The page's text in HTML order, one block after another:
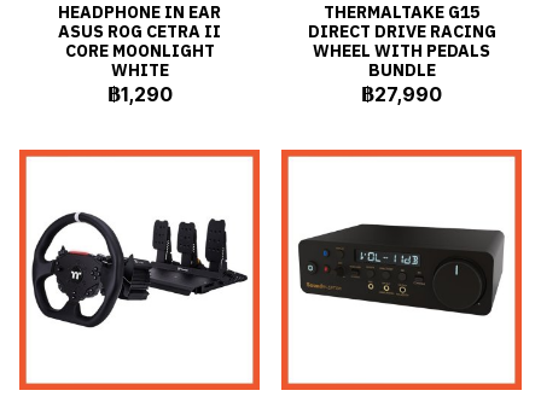
HEADPHONE IN EAR
ASUS ROG CETRA II
CORE MOONLIGHT
WHITE
฿1,290
THERMALTAKE G15
DIRECT DRIVE RACING
WHEEL WITH PEDALS
BUNDLE
฿27,990